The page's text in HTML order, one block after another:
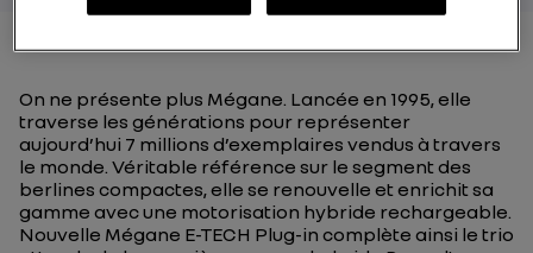
On ne présente plus Mégane. Lancée en 1995, elle
traverse les générations pour représenter
aujourd’hui 7 millions d’exemplaires vendus à travers
le monde. Véritable référence sur le segment des
berlines compactes, elle se renouvelle et enrichit sa
gamme avec une motorisation hybride rechargeable.
Nouvelle Mégane E-TECH Plug-in complète ainsi le trio